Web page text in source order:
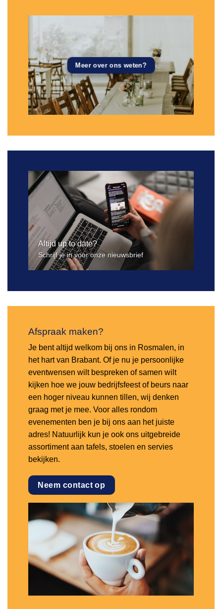
Meer over ons weten?
Altijd up to date?
Schrijf je in voor onze nieuwsbrief
Afspraak maken?
Je bent altijd welkom bij ons in Rosmalen, in
het hart van Brabant. Of je nu je persoonlijke
eventwensen wilt bespreken of samen wilt
kijken hoe we jouw bedrijfsfeest of beurs naar
een hoger niveau kunnen tillen, wij denken
graag met je mee. Voor alles rondom
evenementen ben je bij ons aan het juiste
adres! Natuurlijk kun je ook ons uitgebreide
assortiment aan tafels, stoelen en servies
bekijken.
Neem contact op